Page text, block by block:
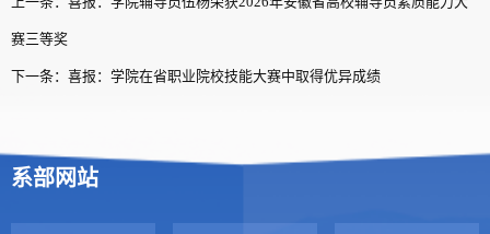
赛三等奖
下一条：喜报：学院在省职业院校技能大赛中取得优异成绩
系部网站